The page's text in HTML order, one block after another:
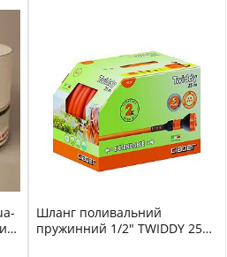
Шланг поливальний
пружинний 1/2" TWIDDY 25м